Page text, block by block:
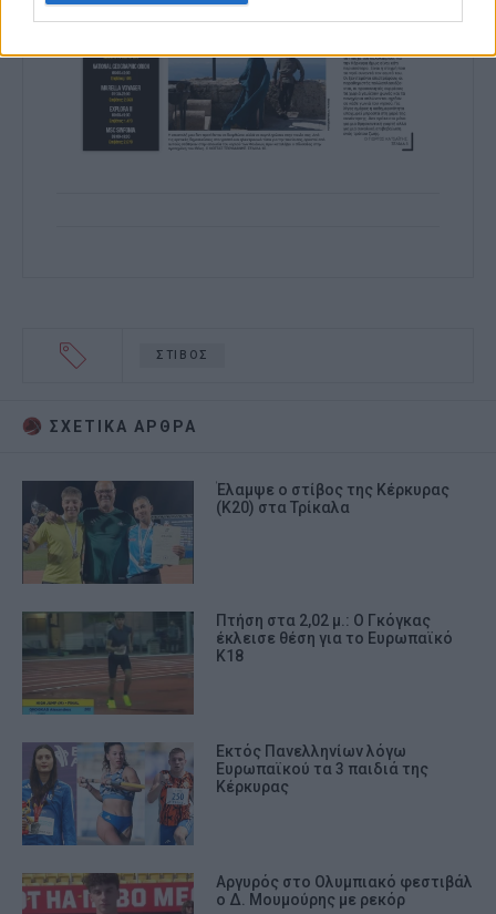
ΣΤΙΒΟΣ
ΣΧΕΤΙΚA AΡΘΡΑ
Έλαμψε ο στίβος της Κέρκυρας
(Κ20) στα Τρίκαλα
Πτήση στα 2,02 μ.: Ο Γκόγκας
έκλεισε θέση για το Ευρωπαϊκό
Κ18
Εκτός Πανελληνίων λόγω
Ευρωπαϊκού τα 3 παιδιά της
Κέρκυρας
Αργυρός στο Ολυμπιακό φεστιβάλ
ο Δ. Μουμούρης με ρεκόρ